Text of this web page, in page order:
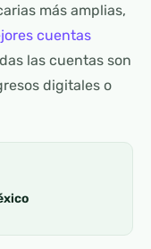
más amplias,
cuentas
las cuentas son
digitales o